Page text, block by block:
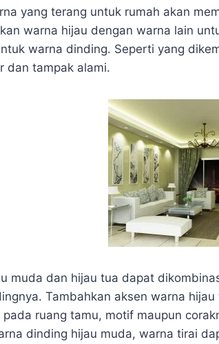
yang terang untuk rumah akan
warna hijau dengan warna lain
warna dinding. Seperti yang
dan tampak alami.
muda dan hijau tua dapat
Tambahkan aksen warna
pada ruang tamu, motif maupun
dinding hijau muda, warna tirai